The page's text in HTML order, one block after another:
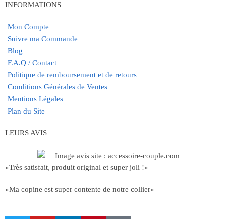
INFORMATIONS
Mon Compte
Suivre ma Commande
Blog
F.A.Q / Contact
Politique de remboursement et de retours
Conditions Générales de Ventes
Mentions Légales
Plan du Site
LEURS AVIS
«Très satisfait, produit original et super joli !»
«Ma copine est super contente de notre collier»